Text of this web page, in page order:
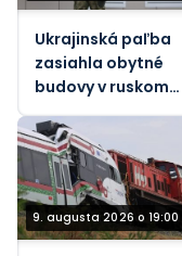
Ukrajinská paľba
zasiahla obytné
budovy v ruskom
Belgorode (VIDEÁ)
9. augusta 2026 o 19:00